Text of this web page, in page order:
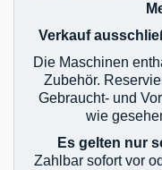
Verkauf
Die Maschinen
Zubehör.
Gebraucht- und
wie
Es gelten nur
Zahlbar sofort vor